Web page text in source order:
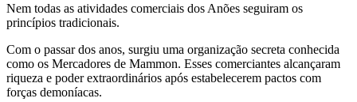
Nem todas as atividades comerciais dos Anões seguiram os
princípios tradicionais.
Com o passar dos anos, surgiu uma organização secreta conhecida
como os Mercadores de Mammon. Esses comerciantes alcançaram
riqueza e poder extraordinários após estabelecerem pactos com
forças demoníacas.